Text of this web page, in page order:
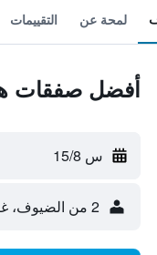
لمحة عن التقييمات
أفضل صفقات
س 15/8
2 من الضيوف، غرفة واحدة